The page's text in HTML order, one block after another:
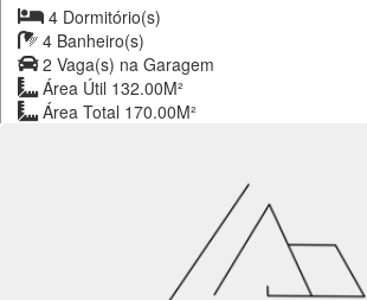
4 Dormitório(s)
4 Banheiro(s)
2 Vaga(s) na Garagem
Área Útil 132.00M²
Área Total 170.00M²